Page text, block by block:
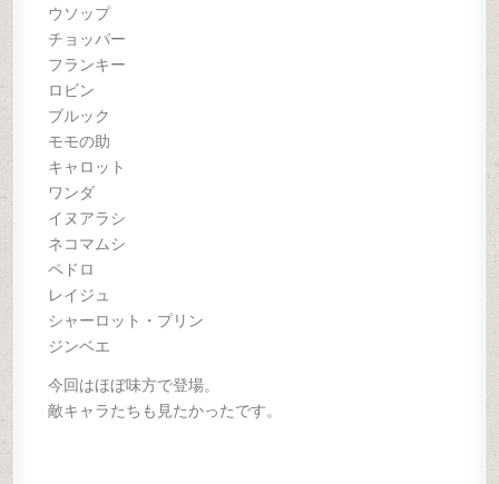
ウソップ
チョッパー
フランキー
ロビン
ブルック
モモの助
キャロット
ワンダ
イヌアラシ
ネコマムシ
ペドロ
レイジュ
シャーロット・プリン
ジンベエ
今回はほぼ味方で登場。
敵キャラたちも見たかったです。